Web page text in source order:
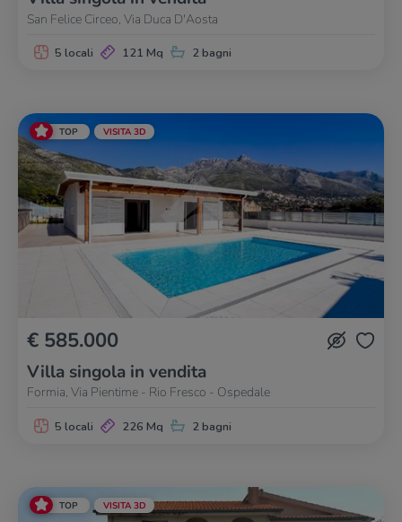
San Felice Circeo, Via Duca D'Aosta
5 locali 121 Mq 2 bagni
TOP VISITA 3D
€ 585.000
Villa singola in vendita
Formia, Via Pientime - Rio Fresco - Ospedale
5 locali 226 Mq 2 bagni
TOP VISITA 3D